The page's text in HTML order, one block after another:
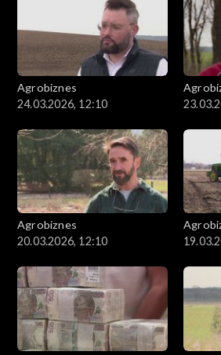
Agrobiznes
24.03.2026, 12:10
Agrobiznes
20.03.2026, 12:10